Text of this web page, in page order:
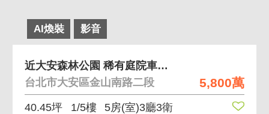
AI煥裝 影音
5,800萬
近大安森林公園 稀有庭院車庫 挑高1樓
台北市大安區金山南路二段
40.45坪 1/5樓 5房(室)3廳3衛